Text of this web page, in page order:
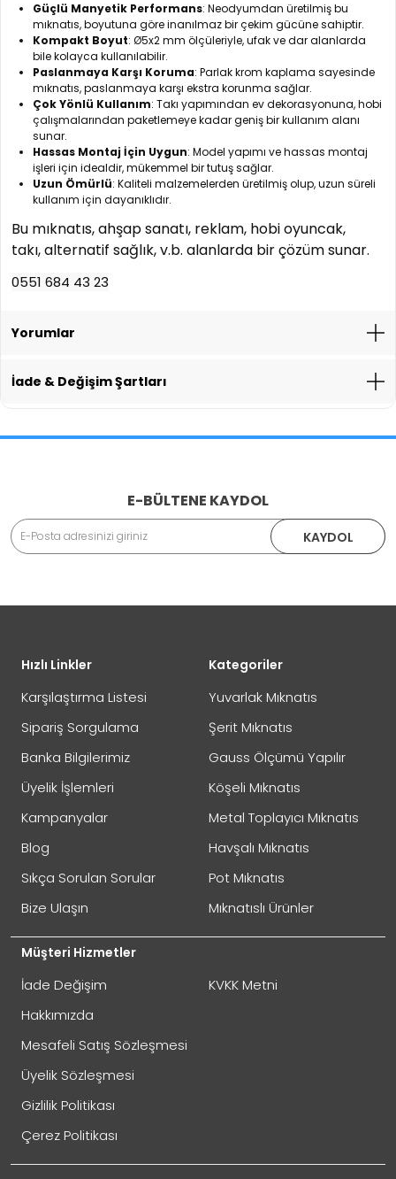
Güçlü Manyetik Performans: Neodyumdan üretilmiş bu
mıknatıs, boyutuna göre inanılmaz bir çekim gücüne sahiptir.
Kompakt Boyut: Ø5x2 mm ölçüleriyle, ufak ve dar alanlarda
bile kolayca kullanılabilir.
Paslanmaya Karşı Koruma: Parlak krom kaplama sayesinde
mıknatıs, paslanmaya karşı ekstra korunma sağlar.
Çok Yönlü Kullanım: Takı yapımından ev dekorasyonuna, hobi
çalışmalarından paketlemeye kadar geniş bir kullanım alanı
sunar.
Hassas Montaj İçin Uygun: Model yapımı ve hassas montaj
işleri için idealdir, mükemmel bir tutuş sağlar.
Uzun Ömürlü: Kaliteli malzemelerden üretilmiş olup, uzun süreli
kullanım için dayanıklıdır.
Bu mıknatıs, ahşap sanatı, reklam, hobi oyuncak,
takı, alternatif sağlık, v.b. alanlarda bir çözüm sunar.
0551 684 43 23
Yorumlar
Adınız Soyadınız
Yorumunuz
Not:HTML'e dönüştürülmez!
Oylama
Kötü
İade & Değişim Şartları
İade veya Değişim İşlemini Nasıl Yapabilirim?
DEĞİŞİM
İade Gönderimi Nasıl Yapılır?
E-BÜLTENE KAYDOL
KAYDOL
Hızlı Linkler
Karşılaştırma Listesi
Sipariş Sorgulama
Banka Bilgilerimiz
Üyelik İşlemleri
Kampanyalar
Blog
Sıkça Sorulan Sorular
Bize Ulaşın
Müşteri Hizmetler
İade Değişim
Hakkımızda
Mesafeli Satış Sözleşmesi
Üyelik Sözleşmesi
Gizlilik Politikası
Çerez Politikası
KVKK Metni
Kategoriler
Yuvarlak Mıknatıs
Şerit Mıknatıs
Gauss Ölçümü Yapılır
Köşeli Mıknatıs
Metal Toplayıcı Mıknatıs
Havşalı Mıknatıs
Pot Mıknatıs
Mıknatıslı Ürünler